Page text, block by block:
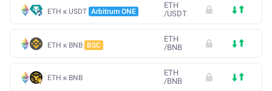
ETH к USDT Arbitrum ONE
ETH
/USDT
ETH к BNB BSC
ETH
/BNB
ETH к BNB
ETH
/BNB